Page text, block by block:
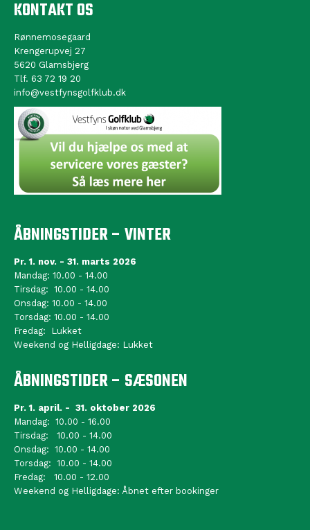
KONTAKT OS
Rønnemosegaard
Krengerupvej 27
5620 Glamsbjerg
Tlf. 63 72 19 20
info@vestfynsgolfklub.dk
ÅBNINGSTIDER – VINTER
Pr. 1. nov. - 31. marts 2026
Mandag: 10.00 - 14.00
Tirsdag: 10.00 - 14.00
Onsdag: 10.00 - 14.00
Torsdag: 10.00 - 14.00
Fredag: Lukket
Weekend og Helligdage: Lukket
ÅBNINGSTIDER – SÆSONEN
Pr. 1. april. - 31. oktober 2026
Mandag: 10.00 - 16.00
Tirsdag: 10.00 - 14.00
Onsdag: 10.00 - 14.00
Torsdag: 10.00 - 14.00
Fredag: 10.00 - 12.00
Weekend og Helligdage: Åbnet efter bookinger